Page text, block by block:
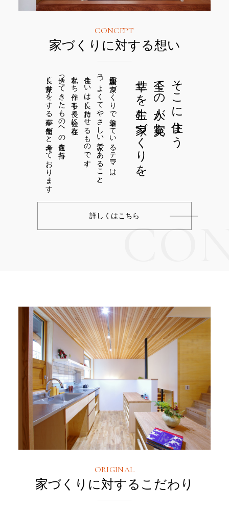
CONCEPT
家づくりに対する想い
山田建設が家づくりで追求しているテーマは、
『つよくてやさしい家』であること。
住まいは長く持たせるものです。
私たち作り手も長く社会に存在し、
造ってきたものへの責任を持ち、
長く家守りをする事が使命だと考えております そこに住まう
全ての人が充実し、
幸せを生む家づくりを。
詳しくはこちら
ORIGINAL
家づくりに対するこだわり